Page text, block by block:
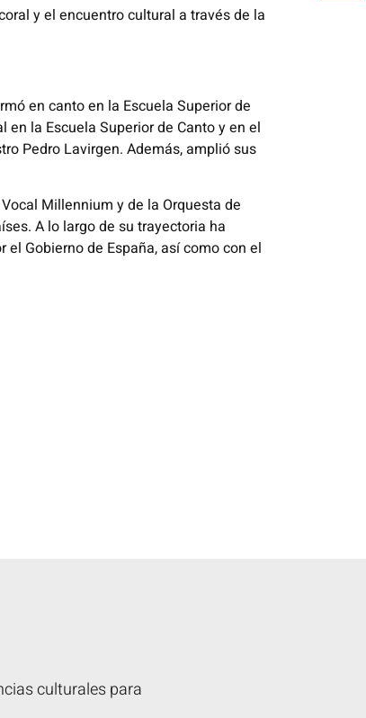
y el encuentro cultural a través de la
en canto en la Escuela Superior de
la Escuela Superior de Canto y en el
Pedro Lavirgen. Además, amplió sus
Millennium y de la Orquesta de
A lo largo de su trayectoria ha
Gobierno de España, así como con el
culturales para